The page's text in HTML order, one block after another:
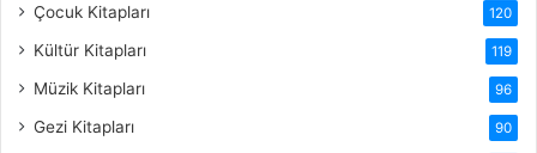
Çocuk Kitapları 120
Kültür Kitapları 119
Müzik Kitapları 96
Gezi Kitapları 90